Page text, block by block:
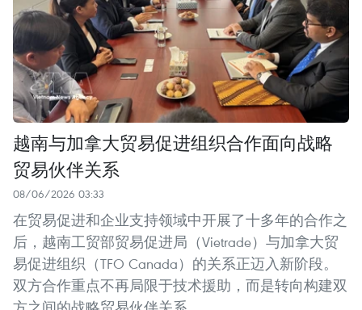
越南与加拿大贸易促进组织合作面向战略
贸易伙伴关系
08/06/2026 03:33
在贸易促进和企业支持领域中开展了十多年的合作之
后，越南工贸部贸易促进局（Vietrade）与加拿大贸
易促进组织（TFO Canada）的关系正迈入新阶段。
双方合作重点不再局限于技术援助，而是转向构建双